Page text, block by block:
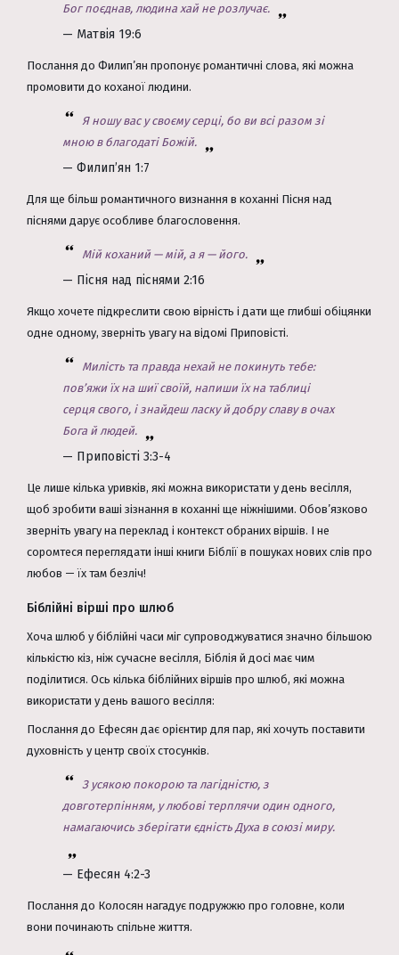
Бог поєднав, людина хай не розлучає.
— Матвія 19:6
Послання до Филип’ян пропонує романтичні слова, які можна
промовити до коханої людини.
Я ношу вас у своєму серці, бо ви всі разом зі
мною в благодаті Божій.
— Филип’ян 1:7
Для ще більш романтичного визнання в коханні Пісня над
піснями дарує особливе благословення.
Мій коханий — мій, а я — його.
— Пісня над піснями 2:16
Якщо хочете підкреслити свою вірність і дати ще глибші обіцянки
одне одному, зверніть увагу на відомі Приповісті.
Милість та правда нехай не покинуть тебе:
пов’яжи їх на шиї своїй, напиши їх на таблиці
серця свого, і знайдеш ласку й добру славу в очах
Бога й людей.
— Приповісті 3:3-4
Це лише кілька уривків, які можна використати у день весілля,
щоб зробити ваші зізнання в коханні ще ніжнішими. Обов’язково
зверніть увагу на переклад і контекст обраних віршів. І не
соромтеся переглядати інші книги Біблії в пошуках нових слів про
любов — їх там безліч!
Біблійні вірші про шлюб
Хоча шлюб у біблійні часи міг супроводжуватися значно більшою
кількістю кіз, ніж сучасне весілля, Біблія й досі має чим
поділитися. Ось кілька біблійних віршів про шлюб, які можна
використати у день вашого весілля:
Послання до Ефесян дає орієнтир для пар, які хочуть поставити
духовність у центр своїх стосунків.
З усякою покорою та лагідністю, з
довготерпінням, у любові терплячи один одного,
намагаючись зберігати єдність Духа в союзі миру.
— Ефесян 4:2-3
Послання до Колосян нагадує подружжю про головне, коли
вони починають спільне життя.